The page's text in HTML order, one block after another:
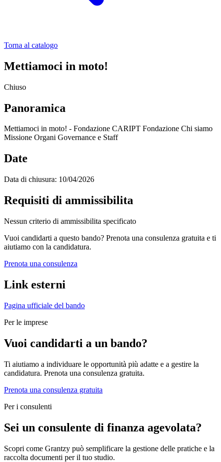
Torna al catalogo
Mettiamoci in moto!
Chiuso
Panoramica
Mettiamoci in moto! - Fondazione CARIPT Fondazione Chi siamo
Missione Organi Governance e Staff
Date
Data di chiusura: 10/04/2026
Requisiti di ammissibilita
Nessun criterio di ammissibilita specificato
Vuoi candidarti a questo bando? Prenota una consulenza gratuita e ti
aiutiamo con la candidatura.
Prenota una consulenza
Link esterni
Pagina ufficiale del bando
Per le imprese
Vuoi candidarti a un bando?
Ti aiutiamo a individuare le opportunità più adatte e a gestire la
candidatura. Prenota una consulenza gratuita.
Prenota una consulenza gratuita
Per i consulenti
Sei un consulente di finanza agevolata?
Scopri come Grantzy può semplificare la gestione delle pratiche e la
raccolta documenti per il tuo studio.